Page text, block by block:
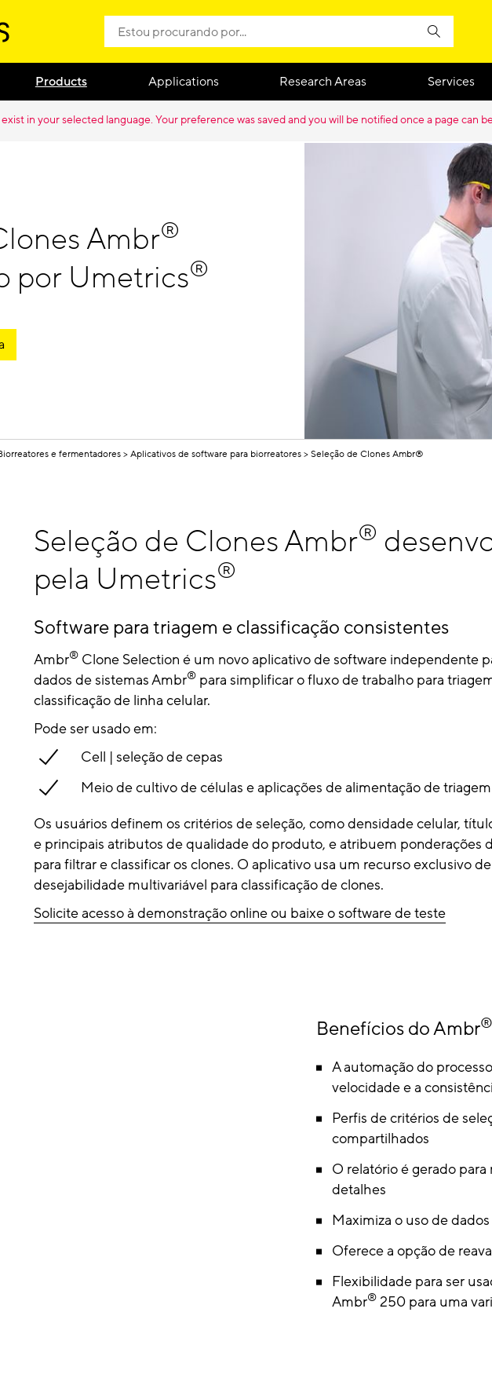
Products Applications Research Areas Services
in your selected language. Your preference was saved and you will be notified once a page can
Ambr®
por Umetrics®
e fermentadores Aplicativos de software para biorreatores Seleção de Clones Ambr®
Seleção de Clones Ambr®
pela Umetrics®
Software para triagem e classificação consistentes
Ambr® Clone Selection é um novo aplicativo de software independente
dados de sistemas Ambr® para simplificar o fluxo de trabalho para
classificação de linha celular.
Pode ser usado em:
Cell | seleção de cepas
Meio de cultivo de células e aplicações de alimentação de triagem
Os usuários definem os critérios de seleção, como densidade celular,
e principais atributos de qualidade do produto, e atribuem ponderações
para filtrar e classificar os clones. O aplicativo usa um recurso exclusivo
desejabilidade multivariável para classificação de clones.
Solicite acesso à demonstração online ou baixe o software de teste
Benefícios do Ambr®
A automação do
velocidade e a
Perfis de critérios de
compartilhados
O relatório é gerado
detalhes
Maximiza o uso de dados
Oferece a opção de
Flexibilidade para ser
Ambr® 250 para uma